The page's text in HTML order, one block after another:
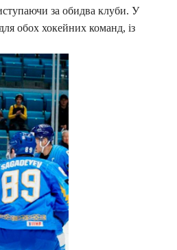
за обидва клуби. У
обох хокейних команд, із